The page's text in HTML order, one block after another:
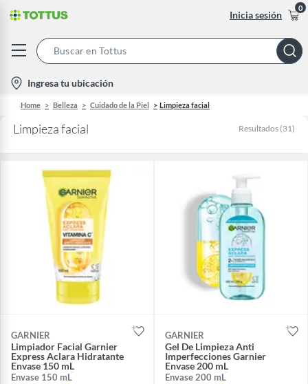
Inicia sesión
0
Bar
location-
icon
Ingresa tu ubicación
Home Belleza Cuidado de la Piel Limpieza facial
Limpieza facial Resultados (31)
GARNIER
Limpiador Facial Garnier
Express Aclara Hidratante
Envase 150 mL
Envase 150 mL
GARNIER
Gel De Limpieza Anti
Imperfecciones Garnier
Envase 200 mL
Envase 200 mL